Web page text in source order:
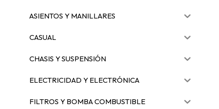
ASIENTOS Y MANILLARES
CASUAL
CHASIS Y SUSPENSIÓN
ELECTRICIDAD Y ELECTRÓNICA
FILTROS Y BOMBA COMBUSTIBLE